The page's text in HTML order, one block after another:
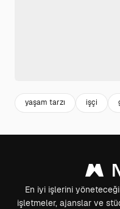
yaşam tarzı işçi
En iyi işlerini
işletmeler, ajanslar ve